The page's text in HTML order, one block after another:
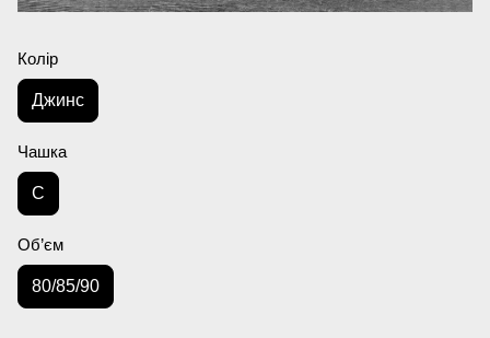
Колір
Джинс
Чашка
C
Об’єм
80/85/90